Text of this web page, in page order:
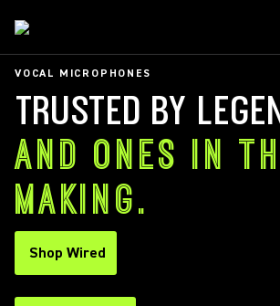
VOCAL MICROPHONES
TRUSTED BY
AND ONES IN
MAKING.
Shop Wired